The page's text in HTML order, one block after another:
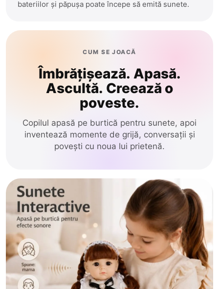
bateriilor și păpușa poate începe să emită sunete.
CUM SE JOACĂ
Îmbrățișează. Apasă.
Ascultă. Creează o
poveste.
Copilul apasă pe burtică pentru sunete, apoi
inventează momente de grijă, conversații și
povești cu noua lui prietenă.
Figurine Animale
de Tras-Împins
Electrice
Educative
Jocuri
Păpuși
Circuit Masini
Edinet
Ialoveni
Leova
Orhei
Rezina
Riscani
Singerei
Soldanesti
Soroca